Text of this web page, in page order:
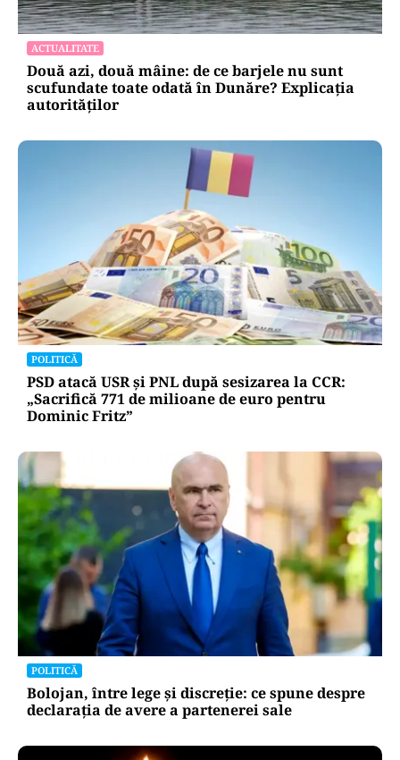
ACTUALITATE
Două azi, două mâine: de ce barjele nu sunt
scufundate toate odată în Dunăre? Explicația
autorităților
POLITICĂ
PSD atacă USR și PNL după sesizarea la CCR:
„Sacrifică 771 de milioane de euro pentru
Dominic Fritz”
POLITICĂ
Bolojan, între lege și discreție: ce spune despre
declarația de avere a partenerei sale